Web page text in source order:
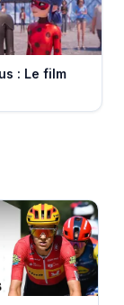
: Le film